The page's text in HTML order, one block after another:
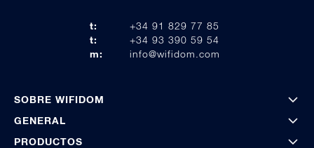
t:
+34 91 829 77 85
t:
+34 93 390 59 54
m:
info@wifidom.com
SOBRE WIFIDOM
GENERAL
PRODUCTOS